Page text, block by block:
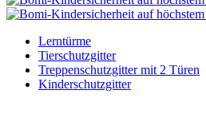
Lerntürme
Tierschutzgitter
Treppenschutzgitter mit 2 Türen
Kinderschutzgitter